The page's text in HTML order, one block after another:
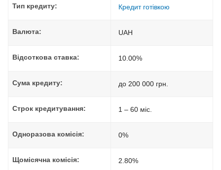
Тип кредиту: Кредит готівкою
Валюта: UAH
Відсоткова ставка: 10.00%
Сума кредиту: до 200 000 грн.
Строк кредитування: 1 – 60 міс.
Одноразова комісія: 0%
Щомісячна комісія: 2.80%